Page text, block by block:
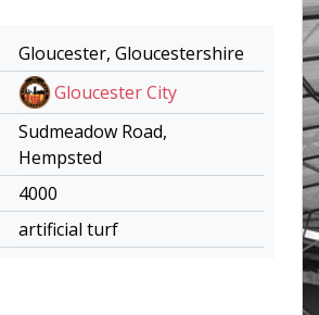
Gloucester, Gloucestershire
Gloucester City
Sudmeadow Road,
Hempsted
4000
artificial turf